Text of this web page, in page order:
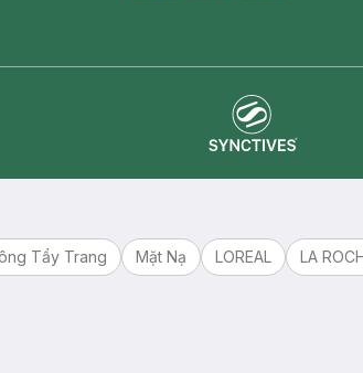
Tẩy Trang Mặt Nạ LOREAL LA